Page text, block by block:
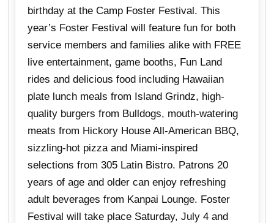
birthday at the Camp Foster Festival. This
year’s Foster Festival will feature fun for both
service members and families alike with FREE
live entertainment, game booths, Fun Land
rides and delicious food including Hawaiian
plate lunch meals from Island Grindz, high-
quality burgers from Bulldogs, mouth-watering
meats from Hickory House All-American BBQ,
sizzling-hot pizza and Miami-inspired
selections from 305 Latin Bistro. Patrons 20
years of age and older can enjoy refreshing
adult beverages from Kanpai Lounge. Foster
Festival will take place Saturday, July 4 and